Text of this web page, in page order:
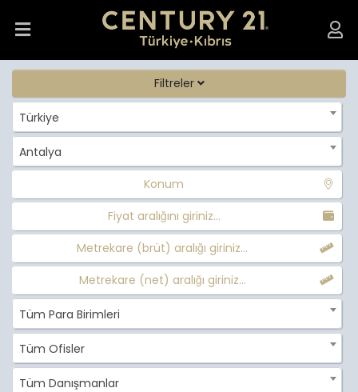
Filtreler
Türkiye
Antalya
Konum
Fiyat aralığını giriniz...
Metrekare (brüt) aralığı giriniz...
Metrekare (net) aralığı giriniz...
Tüm Para Birimleri
Tüm Ofisler
Tüm Danışmanlar